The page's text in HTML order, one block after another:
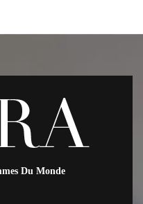
Du Monde